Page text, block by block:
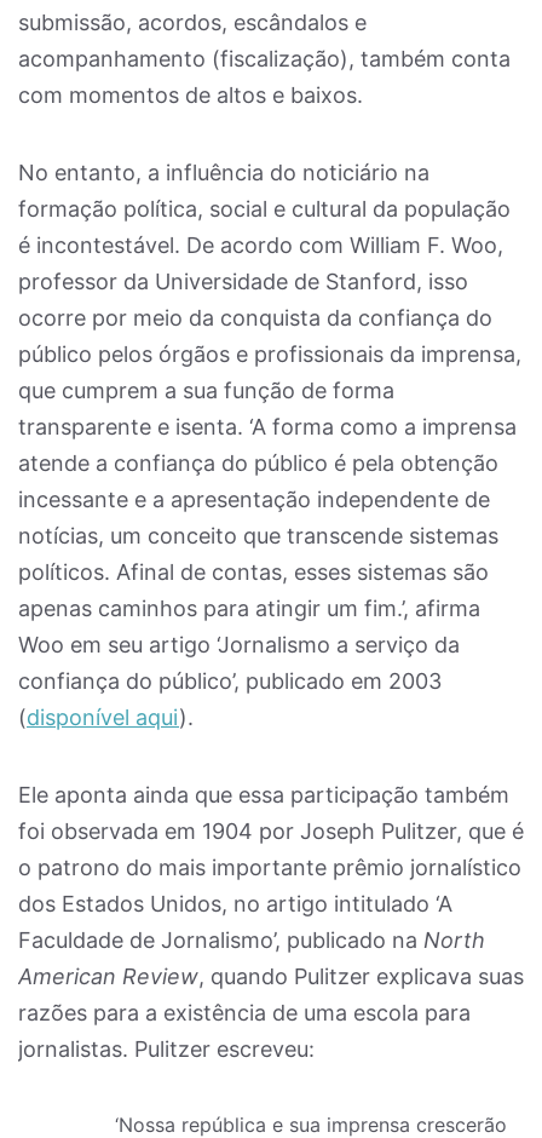
submissão, acordos, escândalos e
acompanhamento (fiscalização), também conta
com momentos de altos e baixos.
No entanto, a influência do noticiário na
formação política, social e cultural da população
é incontestável. De acordo com William F. Woo,
professor da Universidade de Stanford, isso
ocorre por meio da conquista da confiança do
público pelos órgãos e profissionais da imprensa,
que cumprem a sua função de forma
transparente e isenta. ‘A forma como a imprensa
atende a confiança do público é pela obtenção
incessante e a apresentação independente de
notícias, um conceito que transcende sistemas
políticos. Afinal de contas, esses sistemas são
apenas caminhos para atingir um fim.’, afirma
Woo em seu artigo ‘Jornalismo a serviço da
confiança do público’, publicado em 2003
(disponível aqui).
Ele aponta ainda que essa participação também
foi observada em 1904 por Joseph Pulitzer, que é
o patrono do mais importante prêmio jornalístico
dos Estados Unidos, no artigo intitulado ‘A
Faculdade de Jornalismo’, publicado na North
American Review, quando Pulitzer explicava suas
razões para a existência de uma escola para
jornalistas. Pulitzer escreveu:
‘Nossa república e sua imprensa crescerão